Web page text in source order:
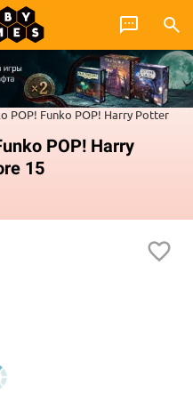
POP! Funko POP! Harry Potter
POP! Harry
15